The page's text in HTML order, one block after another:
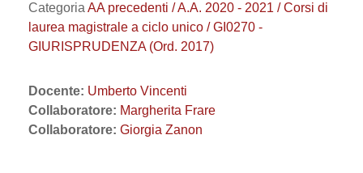
Categoria AA precedenti / A.A. 2020 - 2021 / Corsi di
laurea magistrale a ciclo unico / GI0270 -
GIURISPRUDENZA (Ord. 2017)
Docente: Umberto Vincenti
Collaboratore: Margherita Frare
Collaboratore: Giorgia Zanon